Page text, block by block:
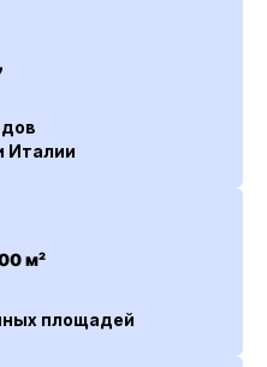
Италии
м²
площадей